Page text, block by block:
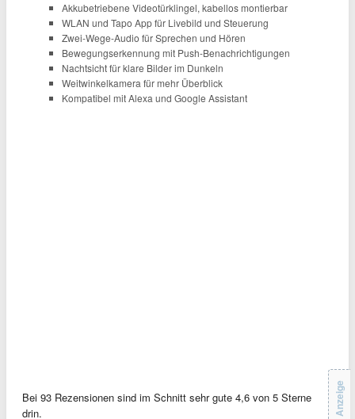
Akkubetriebene Videotürklingel, kabellos montierbar
WLAN und Tapo App für Livebild und Steuerung
Zwei-Wege-Audio für Sprechen und Hören
Bewegungserkennung mit Push-Benachrichtigungen
Nachtsicht für klare Bilder im Dunkeln
Weitwinkelkamera für mehr Überblick
Kompatibel mit Alexa und Google Assistant
Bei 93 Rezensionen sind im Schnitt sehr gute 4,6 von 5 Sterne
drin.
Anzeige